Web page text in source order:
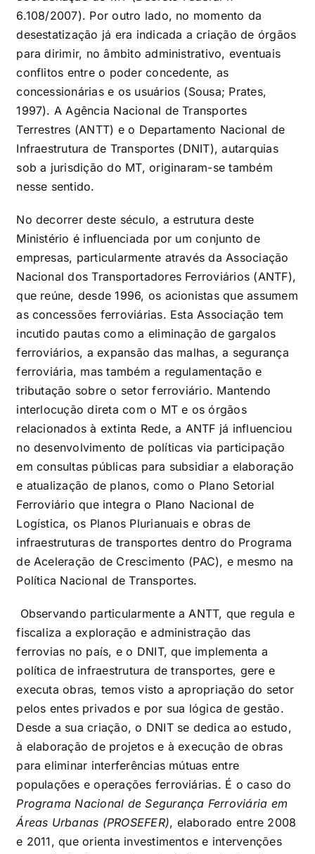
6.108/2007). Por outro lado, no momento da
desestatização já era indicada a criação de órgãos
para dirimir, no âmbito administrativo, eventuais
conflitos entre o poder concedente, as
concessionárias e os usuários (Sousa; Prates,
1997). A Agência Nacional de Transportes
Terrestres (ANTT) e o Departamento Nacional de
Infraestrutura de Transportes (DNIT), autarquias
sob a jurisdição do MT, originaram-se também
nesse sentido.
No decorrer deste século, a estrutura deste
Ministério é influenciada por um conjunto de
empresas, particularmente através da Associação
Nacional dos Transportadores Ferroviários (ANTF),
que reúne, desde 1996, os acionistas que assumem
as concessões ferroviárias. Esta Associação tem
incutido pautas como a eliminação de gargalos
ferroviários, a expansão das malhas, a segurança
ferroviária, mas também a regulamentação e
tributação sobre o setor ferroviário. Mantendo
interlocução direta com o MT e os órgãos
relacionados à extinta Rede, a ANTF já influenciou
no desenvolvimento de políticas via participação
em consultas públicas para subsidiar a elaboração
e atualização de planos, como o Plano Setorial
Ferroviário que integra o Plano Nacional de
Logística, os Planos Plurianuais e obras de
infraestruturas de transportes dentro do Programa
de Aceleração de Crescimento (PAC), e mesmo na
Política Nacional de Transportes.
Observando particularmente a ANTT, que regula e
fiscaliza a exploração e administração das
ferrovias no país, e o DNIT, que implementa a
política de infraestrutura de transportes, gere e
executa obras, temos visto a apropriação do setor
pelos entes privados e por sua lógica de gestão.
Desde a sua criação, o DNIT se dedica ao estudo,
à elaboração de projetos e à execução de obras
para eliminar interferências mútuas entre
populações e operações ferroviárias. É o caso do
Programa Nacional de Segurança Ferroviária em
Áreas Urbanas (PROSEFER), elaborado entre 2008
e 2011, que orienta investimentos e intervenções